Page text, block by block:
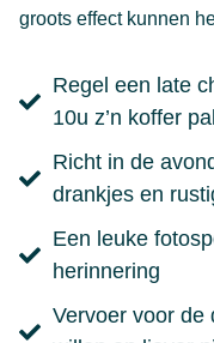
groots effect kunnen
Regel een late
10u z’n koffer
Richt in de
drankjes en
Een leuke
herinnering
Vervoer voor de